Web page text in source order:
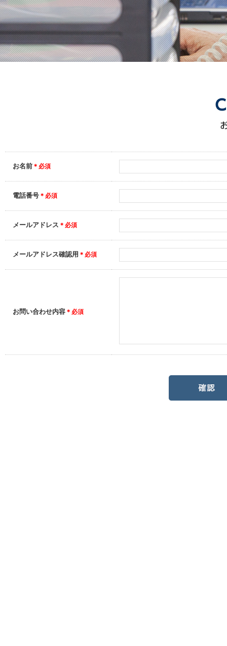
お名前 ＊必須
電話番号 ＊必須
メールアドレス ＊必須
メールアドレス確認用 ＊必須
お問い合わせ内容 ＊必須